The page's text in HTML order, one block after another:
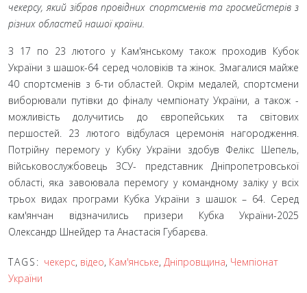
чекерсу, який зібрав провідних спортсменів та гросмейстерів з
різних областей нашої країни.
З 17 по 23 лютого у Кам'янському також проходив Кубок
України з шашок-64 серед чоловіків та жінок. Змагалися майже
40 спортсменів з 6-ти областей. Окрім медалей, спортсмени
виборювали путівки до фіналу чемпіонату України, а також -
можливість долучитись до європейських та світових
першостей. 23 лютого відбулася церемонія нагородження.
Потрійну перемогу у Кубку України здобув Фелікс Шепель,
військовослужбовець ЗСУ- представник Дніпропетровської
області, яка завоювала перемогу у командному заліку у всіх
трьох видах програми Кубка України з шашок – 64. Серед
кам'янчан відзначились призери Кубка України-2025
Олександр Шнейдер та Анастасія Губарєва.
TAGS: чекерс, відео, Кам'янське, Дніпровщина, Чемпіонат
України